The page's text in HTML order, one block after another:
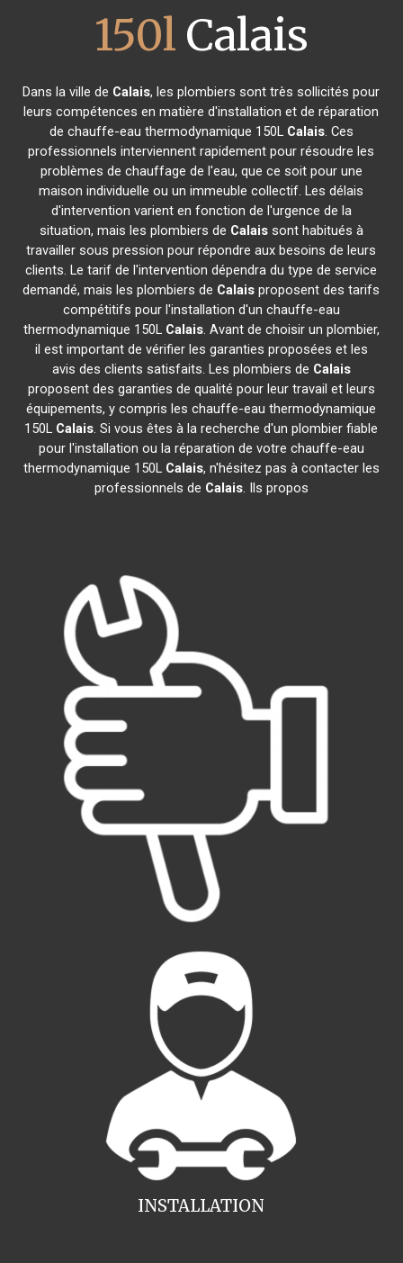
150l Calais
Dans la ville de Calais, les plombiers sont très sollicités pour
leurs compétences en matière d'installation et de réparation
de chauffe-eau thermodynamique 150L Calais. Ces
professionnels interviennent rapidement pour résoudre les
problèmes de chauffage de l'eau, que ce soit pour une
maison individuelle ou un immeuble collectif. Les délais
d'intervention varient en fonction de l'urgence de la
situation, mais les plombiers de Calaissont habitués à
travailler sous pression pour répondre aux besoins de leurs
clients. Le tarif de l'intervention dépendra du type de service
demandé, mais les plombiers de Calais proposent des tarifs
compétitifs pour l'installation d'un chauffe-eau
thermodynamique 150L Calais. Avant de choisir un plombier,
il est important de vérifier les garanties proposées et les
avis des clients satisfaits. Les plombiers de Calais
proposent des garanties de qualité pour leur travail et leurs
équipements, y compris les chauffe-eau thermodynamique
150L Calais. Si vous êtes à la recherche d'un plombier fiable
pour l'installation ou la réparation de votre chauffe-eau
thermodynamique 150L Calais, n'hésitez pas à contacter les
professionnels de Calais. Ils propos
INSTALLATION